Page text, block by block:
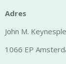
Adres
John M.
1066 EP